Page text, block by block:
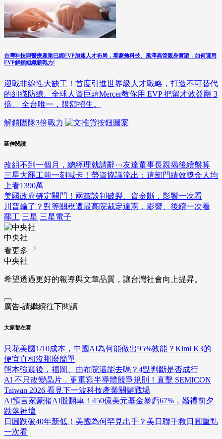
台灣科技與醫療產業已經EVP加速人才布局，看豪勉科技、風澤高管親身實證，如何運用
EVP解鎖組織新戰力!
迎戰非線性大缺工！首度引進世界級人才戰略，打造不可替代
的組織防線。全球人資巨頭Mercer教你用 EVP 把留才效益翻 3
倍。 全台唯一，限額招生。
解鎖團隊3倍戰力
延伸閱讀
改組不到一個月，總經理就請辭⋯友達董事長親揭後續盤算
三星大罷工前一刻喊卡！勞資協議流出：這部門績效獎金人均
上看1390萬
美國政府確定關門！兩黨談判破裂、資金斷，影響一次看
川普輸了？對等關稅遭最高院裁定違憲，影響、後續一次看
罷工 三星 三星電子
中央社
看更多
中央社
希望透過更好的報導與文章品質，讓台灣社會向上提昇。
廣告-請繼續往下閱讀
大家都在看
只花美國1/10成本，中國AI為何能做出95%效能？Kimi K3的
便宜真相沒那麼簡單
熊本強震後，福岡、由布院還能去嗎？4點判斷是否成行
AI 不只改變晶片，更重寫半導體競爭規則！直擊 SEMICON
Taiwan 2026 看見下一波科技產業關鍵戰場
AI預言家豪賭AI股翻車！450億美元基金暴虧67%，婚禮前夕
跌落神壇
日圓跌破40年新低！美國為何罕見出手？美日聯手救日圓重點
一次看